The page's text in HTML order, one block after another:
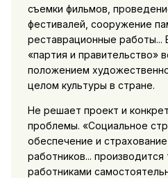
съемки фильмов,
фестивалей, сооружение
реставрационные работы...
«партия и правительство»
положением
целом культуры в стране.
Не решает проект и
проблемы. «Социальное
обеспечение и
работников... производится
работниками